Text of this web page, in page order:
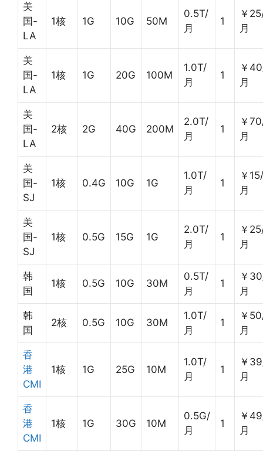
美
国-
LA
1核 1G 10G 50M
0.5T/
月
1
￥
月
美
国-
LA
1核 1G 20G 100M
1.0T/
月
1
￥
月
美
国-
LA
2核 2G 40G 200M
2.0T/
月
1
￥
月
美
国-
SJ
1核 0.4G 10G 1G
1.0T/
月
1
￥15/
月
美
国-
SJ
1核 0.5G 15G 1G
2.0T/
月
1
￥
月
韩
国
1核 0.5G 10G 30M
0.5T/
月
1
￥
月
韩
国
2核 0.5G 10G 30M
1.0T/
月
1
￥
月
香
港
CMI
1核 1G 25G 10M
1.0T/
月
1
￥
月
香
港
CMI
1核 1G 30G 10M
0.5G/
月
1
￥
月